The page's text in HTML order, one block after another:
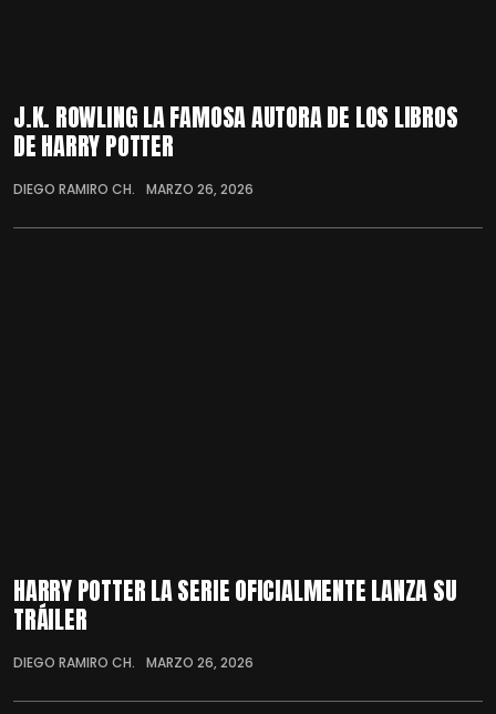
J.K. ROWLING LA FAMOSA AUTORA DE LOS LIBROS
DE HARRY POTTER
DIEGO RAMIRO CH. MARZO 26, 2026
HARRY POTTER LA SERIE OFICIALMENTE LANZA SU
TRÁILER
DIEGO RAMIRO CH. MARZO 26, 2026